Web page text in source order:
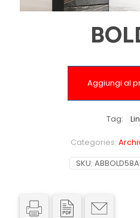
Aggiungi al
SKU:
Categories:
Tag: